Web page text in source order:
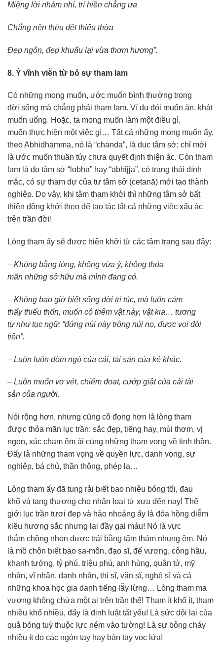
Miệng lời nhảm nhí, trí hiền chẳng ưa
Chẳng nên thêu dệt thiếu thừa
Đẹp ngôn, đẹp khuẩu lại vừa thơm hương”.
8. Ý vĩnh viễn từ bỏ sự tham lam
Có những mong muốn, ước muốn bình thường trong
đời sống mà chẳng phải tham lam. Ví dụ đói muốn ăn, khát
muốn uống. Hoặc, ta mong muốn làm một điều gì,
muốn thực hiện một việc gì… Tất cả những mong muốn ấy,
theo Abhidhamma, nó là “chanda”, là dục tâm sở; chỉ mới
là ước muốn thuần túy chưa quyết định thiện ác. Còn tham
lam là do tâm sở “lobha” hay “abhijjā”, có trạng thái dính
mắc, có sự tham dự của tư tâm sở (cetanā) mới tạo thành
nghiệp. Do vậy, khi tâm tham khởi thì những tâm sở bất
thiện đồng khởi theo để tạo tác tất cả những việc xấu ác
trên trần đời!
Lòng tham ấy sẽ được hiện khởi từ các tâm trạng sau đây:
– Không bằng lòng, không vừa ý, không thỏa
mãn những sở hữu mà mình đang có.
– Không bao giờ biết sống đời tri túc, mà luôn cảm
thấy thiếu thốn, muốn có thêm vật này, vật kia… tương
tự như tục ngữ: “đứng núi này trông núi nọ, được voi đòi
tiên”.
– Luôn luôn dòm ngó của cải, tài sản của kẻ khác.
– Luôn muốn vơ vét, chiếm đoạt, cướp giật của cải tài
sản của người.
Nói rộng hơn, nhưng cũng cô đọng hơn là lòng tham
được thỏa mãn lục trần: sắc đẹp, tiếng hay, mùi thơm, vị
ngon, xúc chạm êm ái cùng những tham vọng về tinh thần.
Đấy là những tham vọng về quyền lực, danh vọng, sự
nghiệp, bá chủ, thần thông, phép lạ…
Lòng tham ấy đã tung rải biết bao nhiêu bóng tối, đau
khổ và tang thương cho nhân loại từ xưa đến nay! Thế
giới lục trần tươi đẹp và hào nhoáng ấy là đóa hồng diễm
kiều hương sắc nhưng lại đầy gai máu! Nó là vực
thẳm chông nhọn được trải bằng tấm thảm nhung êm. Nó
là mồ chôn biết bao sa-môn, đạo sĩ, đế vương, công hầu,
khanh tướng, tỷ phú, triệu phú, anh hùng, quân tử, mỹ
nhân, vĩ nhân, danh nhân, thi sĩ, văn sĩ, nghệ sĩ và cả
những khoa học gia danh tiếng lẫy lừng… Lòng tham ma
vương không chừa một ai trên trần thế! Tham ít khổ ít, tham
nhiều khổ nhiều, đấy là định luật tất yếu! Là sức dội lại của
quả bóng tuỳ thuộc lực ném vào tường! Là sự bỏng cháy
nhiều ít do các ngón tay hay bàn tay vọc lửa!